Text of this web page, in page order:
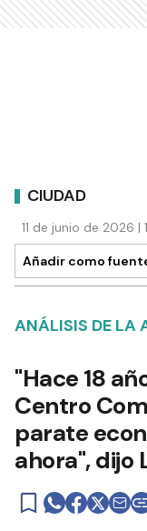
CIUDAD
11 de junio de 2026
Añadir como
ANÁLISIS DE LA
"Hace 18
Centro
parate
ahora", dijo